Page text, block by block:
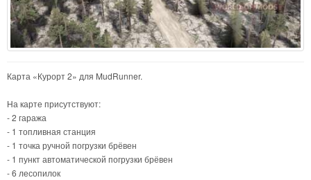
Карта «Курорт 2» для MudRunner.
На карте присутствуют:
- 2 гаража
- 1 топливная станция
- 1 точка ручной погрузки брёвен
- 1 пункт автоматической погрузки брёвен
- 6 лесопилок